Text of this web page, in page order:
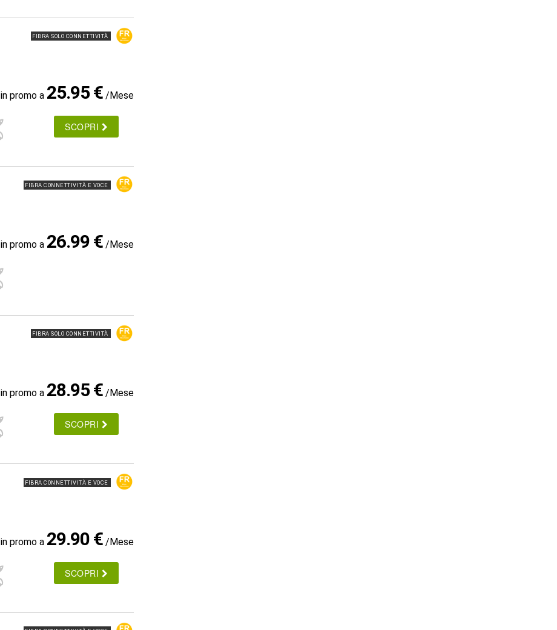
FIBRA SOLO CONNETTIVITÀ
in promo a 25.95 € /Mese
SCOPRI
FIBRA CONNETTIVITÀ E VOCE
in promo a 26.99 € /Mese
FIBRA SOLO CONNETTIVITÀ
in promo a 28.95 € /Mese
SCOPRI
FIBRA CONNETTIVITÀ E VOCE
in promo a 29.90 € /Mese
SCOPRI